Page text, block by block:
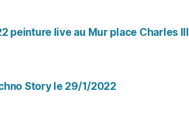
peinture live au Mur place Charles III
Story le 29/1/2022